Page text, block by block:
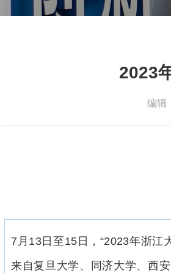
2023
编辑
7月13日至15日，“2023年浙江
来自复旦大学、同济大学、西